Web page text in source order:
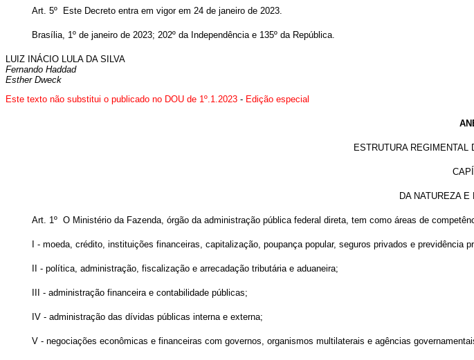
Art. 5º Este Decreto entra em vigor em 24 de janeiro de 2023.
Brasília, 1º de janeiro de 2023; 202º da Independência e 135º da República.
LUIZ INÁCIO LULA DA SILVA
Fernando Haddad
Esther Dweck
Este texto não substitui o publicado no DOU de 1º.1.2023 - Edição especial
ESTRUTURA
DA NATUREZA
Art. 1º O Ministério da Fazenda, órgão da administração pública federal direta, tem como áreas de
I - moeda, crédito, instituições financeiras, capitalização, poupança popular, seguros privados e previdência
II - política, administração, fiscalização e arrecadação tributária e aduaneira;
III - administração financeira e contabilidade públicas;
IV - administração das dívidas públicas interna e externa;
V - negociações econômicas e financeiras com governos, organismos multilaterais e agências